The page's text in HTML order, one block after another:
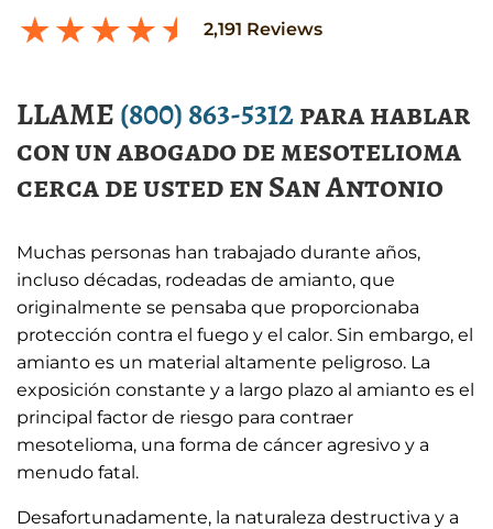
2,191 Reviews
LLAME(800) 863-5312para hablar
con un abogado de mesotelioma
cerca de usted en San Antonio
Muchas personas han trabajado durante años,
incluso décadas, rodeadas de amianto, que
originalmente se pensaba que proporcionaba
protección contra el fuego y el calor. Sin embargo, el
amianto es un material altamente peligroso. La
exposición constante y a largo plazo al amianto es el
principal factor de riesgo para contraer
mesotelioma, una forma de cáncer agresivo y a
menudo fatal.
Desafortunadamente, la naturaleza destructiva y a